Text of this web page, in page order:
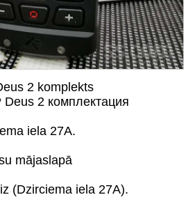
2 komplekts
2 комплектация
iela 27A.
mājaslapā
(Dzirciema iela 27A).